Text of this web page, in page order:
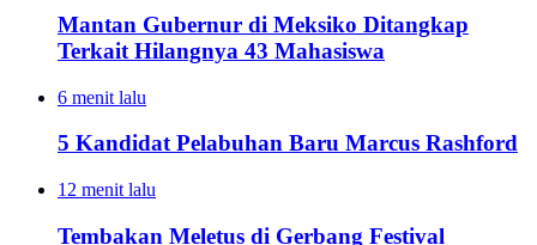
Mantan Gubernur di Meksiko Ditangkap
Terkait Hilangnya 43 Mahasiswa
6 menit lalu
5 Kandidat Pelabuhan Baru Marcus Rashford
12 menit lalu
Tembakan Meletus di Gerbang Festival